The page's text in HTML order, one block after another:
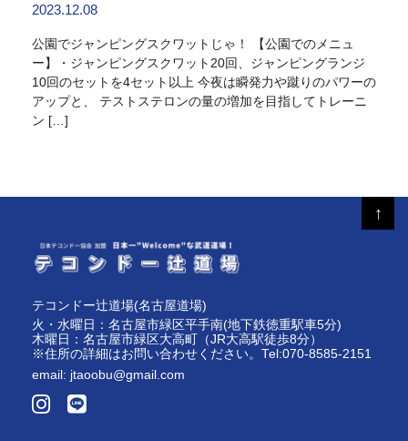
2023.12.08
公園でジャンピングスクワットじゃ！ 【公園でのメニュ
ー】・ジャンピングスクワット20回、ジャンピングランジ
10回のセットを4セット以上 今夜は瞬発力や蹴りのパワーの
アップと、 テストステロンの量の増加を目指してトレーニ
ン […]
テコンドー辻道場(名古屋道場)
火・水曜日：名古屋市緑区平手南(地下鉄徳重駅車5分)
木曜日：名古屋市緑区大高町（JR大高駅徒歩8分）
※住所の詳細はお問い合わせください。Tel:070-8585-2151
email: jtaoobu@gmail.com
↑